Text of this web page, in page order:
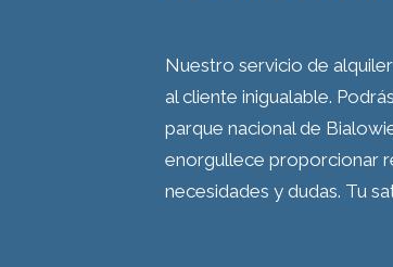
Nuestro servicio de
al cliente inigualable.
parque nacional de
enorgullece proporcionar
necesidades y dudas. Tu